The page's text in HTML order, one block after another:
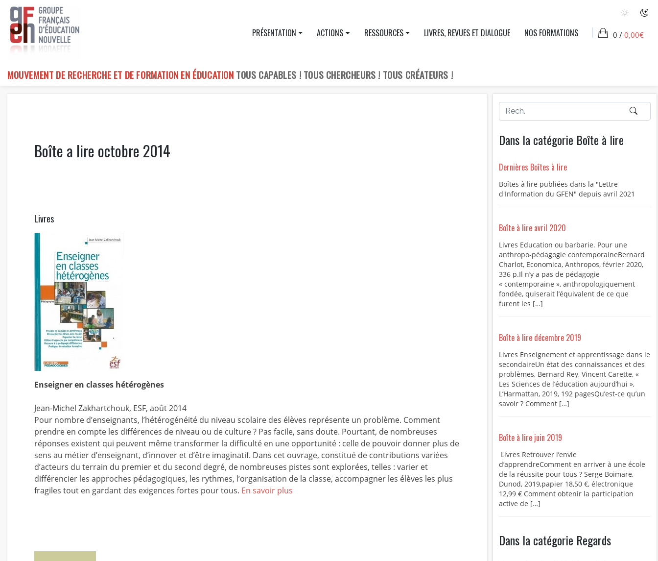
Skip
content
MOUVEMENT DE RECHERCHE ET DE FORMATION EN ÉDUCATION TOUS CAPABLES ! TOUS CHERCHEURS ! TOUS CRÉATEURS !
PRÉSENTATION ACTIONS RESSOURCES LIVRES, REVUES ET DIALOGUE NOS FORMATIONS 0 / 0,00€
Boîte a lire octobre 2014
Livres
Enseigner en classes hétérogènes
Jean-Michel Zakhartchouk, ESF, août 2014
Pour nombre d’enseignants, l’hétérogénéité du niveau scolaire des élèves représente un problème. Comment
prendre en compte les différences de niveau ou de culture ? Pas facile, sans doute. Pourtant, de nombreuses
réponses existent qui peuvent même transformer la difficulté en une opportunité : celle de pouvoir donner plus de
sens au métier d’enseignant, d’innover et d’être imaginatif. Dans cet ouvrage, constitué de contributions variées
d’acteurs du terrain du premier et du second degré, de nombreuses pistes sont explorées, telles : varier et
différencier les approches pédagogiques, les rythmes, l’organisation de la classe, accompagner les élèves les plus
fragiles tout en gardant des exigences fortes pour tous. En savoir plus
Dans la catégorie Boîte à lire
Dernières Boîtes à lire
Boîtes à lire publiées dans la "Lettre
d'Information du GFEN" depuis avril 2021
Boîte à lire avril 2020
Livres Education ou barbarie. Pour une
anthropo-pédagogie contemporaineBernard
Charlot, Economica, Anthropos, février 2020,
336 p.Il n’y a pas de pédagogie
« contemporaine », anthropologiquement
fondée, quiserait l’équivalent de ce que
furent les […]
Boîte à lire décembre 2019
Livres Enseignement et apprentissage dans le
secondaireUn état des connaissances et des
problèmes, Bernard Rey, Vincent Carette, «
Les Sciences de l’éducation aujourd’hui »,
L’Harmattan, 2019, 192 pagesQu’est-ce qu’un
savoir ? Comment […]
Boîte à lire juin 2019
Livres Retrouver l’envie
d’apprendreComment en arriver à une école
de la réussite pour tous ? Serge Boimare,
Dunod, 2019,papier 18,50 €, électronique
12,99 € Comment obtenir la participation
active de […]
Dans la catégorie Regards